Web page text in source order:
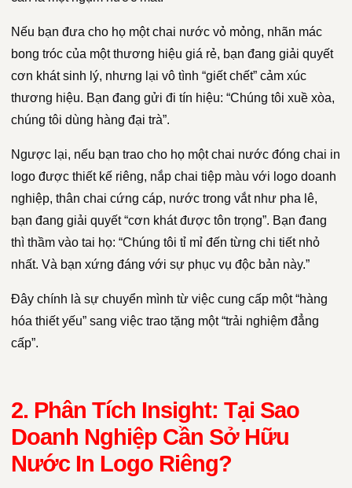
Nếu bạn đưa cho họ một chai nước vỏ mỏng, nhãn mác
bong tróc của một thương hiệu giá rẻ, bạn đang giải quyết
cơn khát sinh lý, nhưng lại vô tình “giết chết” cảm xúc
thương hiệu. Bạn đang gửi đi tín hiệu: “Chúng tôi xuề xòa,
chúng tôi dùng hàng đại trà”.
Ngược lại, nếu bạn trao cho họ một chai nước đóng chai in
logo được thiết kế riêng, nắp chai tiệp màu với logo doanh
nghiệp, thân chai cứng cáp, nước trong vắt như pha lê,
bạn đang giải quyết “cơn khát được tôn trọng”. Bạn đang
thì thầm vào tai họ: “Chúng tôi tỉ mỉ đến từng chi tiết nhỏ
nhất. Và bạn xứng đáng với sự phục vụ độc bản này.”
Đây chính là sự chuyển mình từ việc cung cấp một “hàng
hóa thiết yếu” sang việc trao tặng một “trải nghiệm đẳng
cấp”.
2. Phân Tích Insight: Tại Sao
Doanh Nghiệp Cần Sở Hữu
Nước In Logo Riêng?